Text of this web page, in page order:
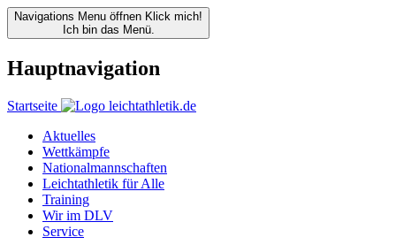
Navigations Menu öffnen Klick mich!
Ich bin das Menü.
Hauptnavigation
Startseite
Aktuelles
Wettkämpfe
Nationalmannschaften
Leichtathletik für Alle
Training
Wir im DLV
Service